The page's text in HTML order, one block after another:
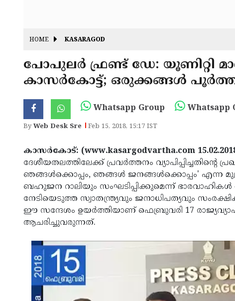
HOME KASARAGOD
പോപുലര്‍ ഫ്രണ്ട് ഡേ: യൂണിറ്റി
കാസര്‍കോട്ട്; ഒരുക്കങ്ങള്‍
Whatsapp Group Whatsapp
ByWeb Desk Sre Feb 15, 2018, 15:17 IST
കാസര്‍കോട്: (www.kasargodvartha.com
ദേശീയതലത്തിലേക്ക് പ്രവര്‍ത്തനം
ഞങ്ങള്‍ക്കൊപ്പം, ഞങ്ങള്‍ ജനങ്ങള്‍ക്കൊപ്പം' എന്ന
ബഹുജന റാലിയും സംഘടിപ്പിക്കുമെന്ന് ഭാരവാഹികള്‍
നേടിയെടുത്ത സ്വാതന്ത്ര്യവും ജനാധിപത്യവും
ഈ സന്ദേശം ഉയര്‍ത്തിയാണ് ഫെബ്രുവരി 17
ആചരിച്ചുവരുന്നത്.